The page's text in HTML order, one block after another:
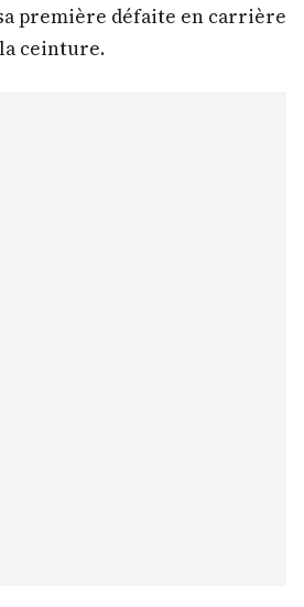
première défaite en carrière
ceinture.